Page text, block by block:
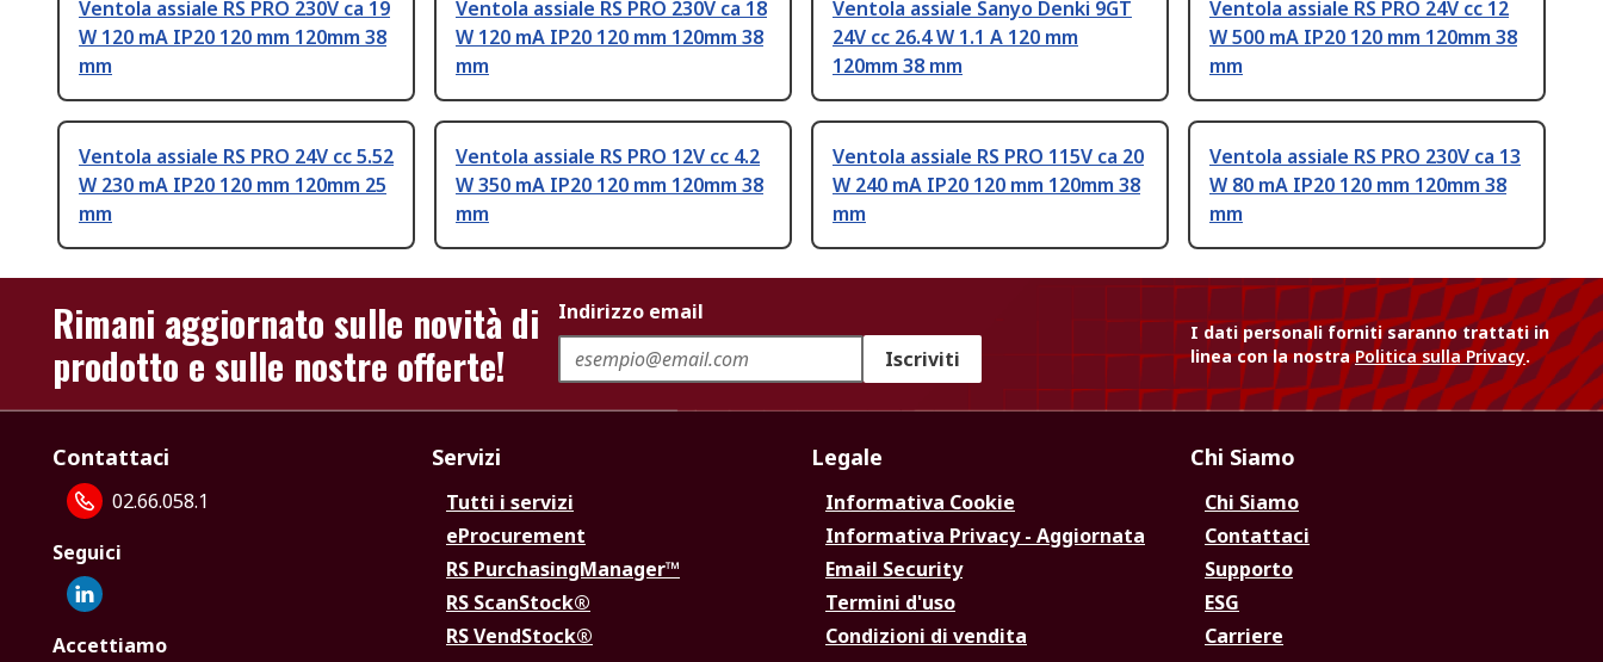
Ventola assiale RS PRO 230V ca 19
W 120 mA IP20 120 mm 120mm 38
mm
Ventola assiale RS PRO 230V ca 18
W 120 mA IP20 120 mm 120mm 38
mm
Ventola assiale Sanyo Denki 9GT
24V cc 26.4 W 1.1 A 120 mm
120mm 38 mm
Ventola assiale RS PRO 24V cc 12
W 500 mA IP20 120 mm 120mm 38
mm
Ventola assiale RS PRO 24V cc 5.52
W 230 mA IP20 120 mm 120mm 25
mm
Ventola assiale RS PRO 12V cc 4.2
W 350 mA IP20 120 mm 120mm 38
mm
Ventola assiale RS PRO 115V ca 20
W 240 mA IP20 120 mm 120mm 38
mm
Ventola assiale RS PRO 230V ca 13
W 80 mA IP20 120 mm 120mm 38
mm
Rimani aggiornato sulle novità di
prodotto e sulle nostre offerte!
Indirizzo email
Iscriviti
I dati personali forniti saranno trattati in
linea con la nostraPolitica sulla Privacy.
Contattaci
02.66.058.1
Seguici
Accettiamo
Servizi
Tutti i servizi
eProcurement
RS PurchasingManager™
RS ScanStock®
RS VendStock®
Legale
Informativa Cookie
Informativa Privacy - Aggiornata
Email Security
Termini d'uso
Condizioni di vendita
Chi Siamo
Chi Siamo
Contattaci
Supporto
ESG
Carriere